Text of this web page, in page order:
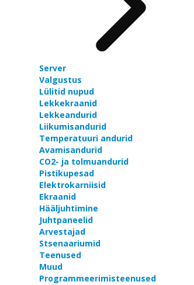
Server
Valgustus
Lülitid nupud
Lekkekraanid
Lekkeandurid
Liikumisandurid
Temperatuuri andurid
Avamisandurid
CO2- ja tolmuandurid
Pistikupesad
Elektrokarniisid
Ekraanid
Hääljuhtimine
Juhtpaneelid
Arvestajad
Stsenaariumid
Teenused
Muud
Programmeerimisteenused